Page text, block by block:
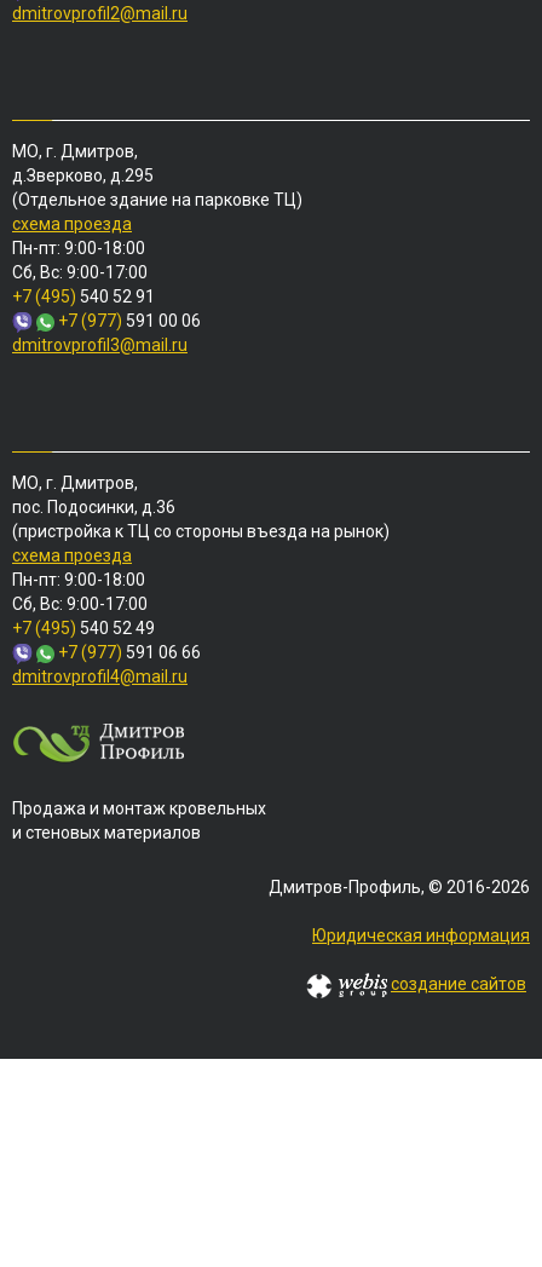
dmitrovprofil2@mail.ru
МО, г. Дмитров,
д.Зверково, д.295
(Отдельное здание на парковке ТЦ)
схема проезда
Пн-пт: 9:00-18:00
Сб, Вс: 9:00-17:00
+7 (495) 540 52 91
+7 (977) 591 00 06
dmitrovprofil3@mail.ru
МО, г. Дмитров,
пос. Подосинки, д.36
(пристройка к ТЦ со стороны въезда на рынок)
схема проезда
Пн-пт: 9:00-18:00
Сб, Вс: 9:00-17:00
+7 (495) 540 52 49
+7 (977) 591 06 66
dmitrovprofil4@mail.ru
Продажа и монтаж кровельных
и стеновых материалов
Дмитров-Профиль, © 2016-2026
Юридическая информация
создание сайтов